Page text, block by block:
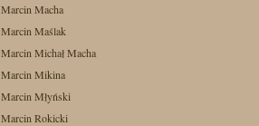
Marcin Macha
Marcin Maślak
Marcin Michał Macha
Marcin Mikina
Marcin Młyński
Marcin Rokicki